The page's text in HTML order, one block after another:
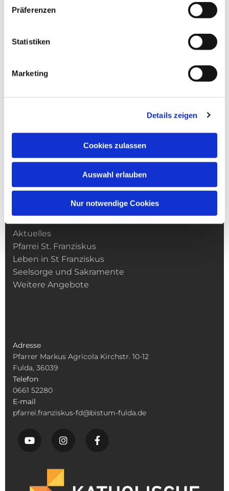
Präferenzen
Statistiken
Marketing
Details zeigen
Cookies zulassen
Auswahl erlauben
Nur notwendige Cookies
Kirchengemeinde­­ St. Franziskus
Aktuelles
Pfarrei St. Franziskus
Leben in St Franziskus
Seelsorge und Sakramente
Weitere Angebote
Adresse
Pfarrer Markus Agricola Kirchstr. 10-12
Fulda, 36039
Telefon
0661 52280
E-mail
pfarrei.franziskus-fd@bistum-fulda.de